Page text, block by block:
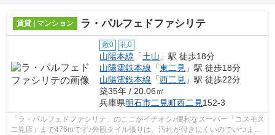
賃貸 | マンション ラ・パルフェドファシリテ
敷0 礼0
山陽本線 「土山 」駅 徒歩18分
山陽電鉄本線 「東二見 」駅 徒歩18分
山陽電鉄本線 「西二見 」駅 徒歩22分
築35年 / 20.06㎡
兵庫県明石市二見町西二見152-3
「ラ・パルフェドファシリテ」のここがイチオシ♪便利なスーパー「コスモス
二見店」まで476mです♪外観タイル張りは、汚れが付きにくいのでいつまで